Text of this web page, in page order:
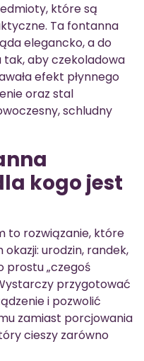
które są
Ta fontanna
elegancko, a do
tak, aby czekoladowa
efekt płynnego
oraz stal
schludny
kogo jest
to rozwiązanie, które
urodzin, randek,
prostu „czegoś
przygotować
i pozwolić
zamiast porcjowania
cieszy zarówno